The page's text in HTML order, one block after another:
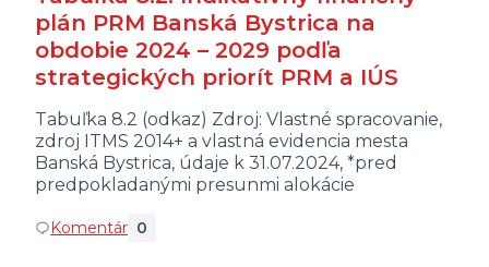
plán PRM Banská Bystrica na
obdobie 2024 – 2029 podľa
strategických priorít PRM a IÚS
Tabuľka 8.2 (odkaz) Zdroj: Vlastné spracovanie,
zdroj ITMS 2014+ a vlastná evidencia mesta
Banská Bystrica, údaje k 31.07.2024, *pred
predpokladanými presunmi alokácie
Komentár 0